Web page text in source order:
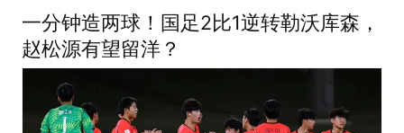
一分钟造两球！国足2比1逆转勒沃库森，
赵松源有望留洋？